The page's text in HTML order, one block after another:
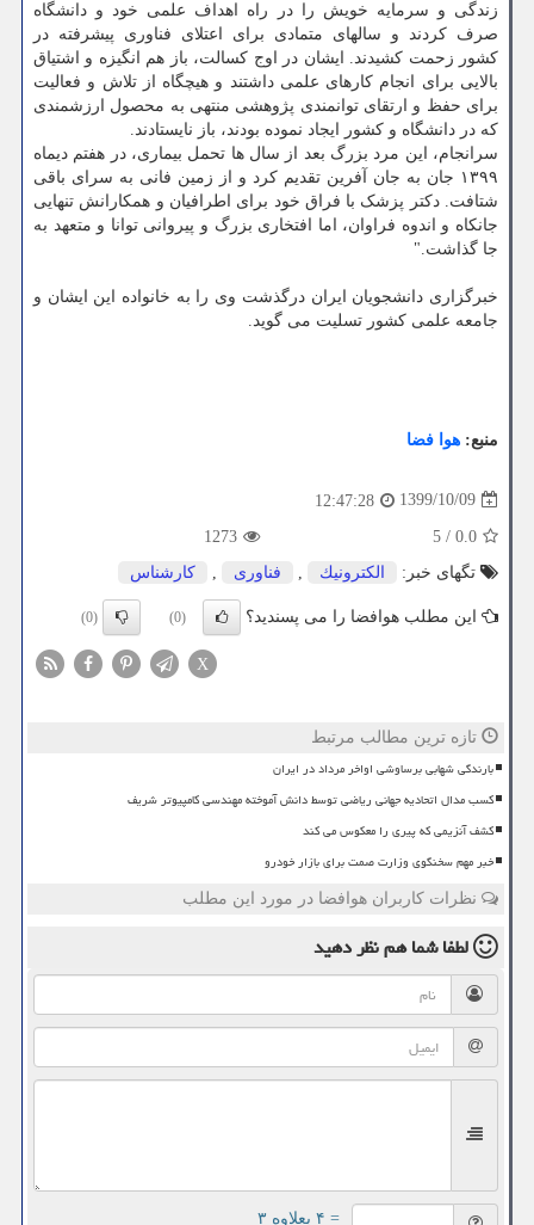
زندگی و سرمایه خویش را در راه اهداف علمی خود و دانشگاه
صرف کردند و سالهای متمادی برای اعتلای فناوری پیشرفته در
کشور زحمت کشیدند. ایشان در اوج کسالت، باز هم انگیزه و اشتیاق
بالایی برای انجام کارهای علمی داشتند و هیچگاه از تلاش و فعالیت
برای حفظ و ارتقای توانمندی پژوهشی منتهی به محصول ارزشمندی
که در دانشگاه و کشور ایجاد نموده بودند، باز نایستادند.
سرانجام، این مرد بزرگ بعد از سال ها تحمل بیماری، در هفتم دیماه
۱۳۹۹ جان به جان آفرین تقدیم کرد و از زمین فانی به سرای باقی
شتافت. دکتر پزشک با فراق خود برای اطرافیان و همکارانش تنهایی
جانکاه و اندوه فراوان، اما افتخاری بزرگ و پیروانی توانا و متعهد به
جا گذاشت."
خبرگزاری دانشجویان ایران درگذشت وی را به خانواده این ایشان و
جامعه علمی کشور تسلیت می گوید.
منبع: هوا فضا
1399/10/09
12:47:28
0.0
/
5
1273
تگهای خبر:
الكترونیك , فناوری , كارشناس
این مطلب هوافضا را می پسندید؟ (0)
(0)
X
تازه ترین مطالب مرتبط
بارندگی شهابی برساوشی اواخر مرداد در ایران
کسب مدال اتحادیه جهانی ریاضی توسط دانش آموخته مهندسی کامپیوتر شریف
کشف آنزیمی که پیری را معکوس می کند
خبر مهم سخنگوی وزارت صمت برای بازار خودرو
نظرات کاربران هوافضا در مورد این مطلب
لطفا شما همنظر دهید
= ۴ بعلاوه ۳